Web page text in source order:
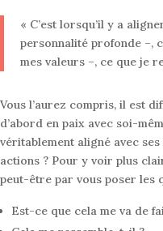
« C’est lorsqu’il y a
personnalité profonde –,
mes valeurs –, ce que je
Vous l’aurez compris, il est
d’abord en paix avec soi-
véritablement aligné avec
actions ? Pour y voir plus
peut-être par vous poser les
Est-ce que cela me va de